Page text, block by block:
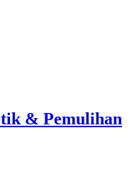
& Pemulihan